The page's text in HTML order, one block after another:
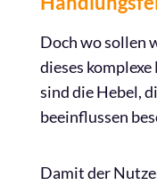
Doch wo sollen
dieses
sind die Hebel,
beeinflussen
Damit der